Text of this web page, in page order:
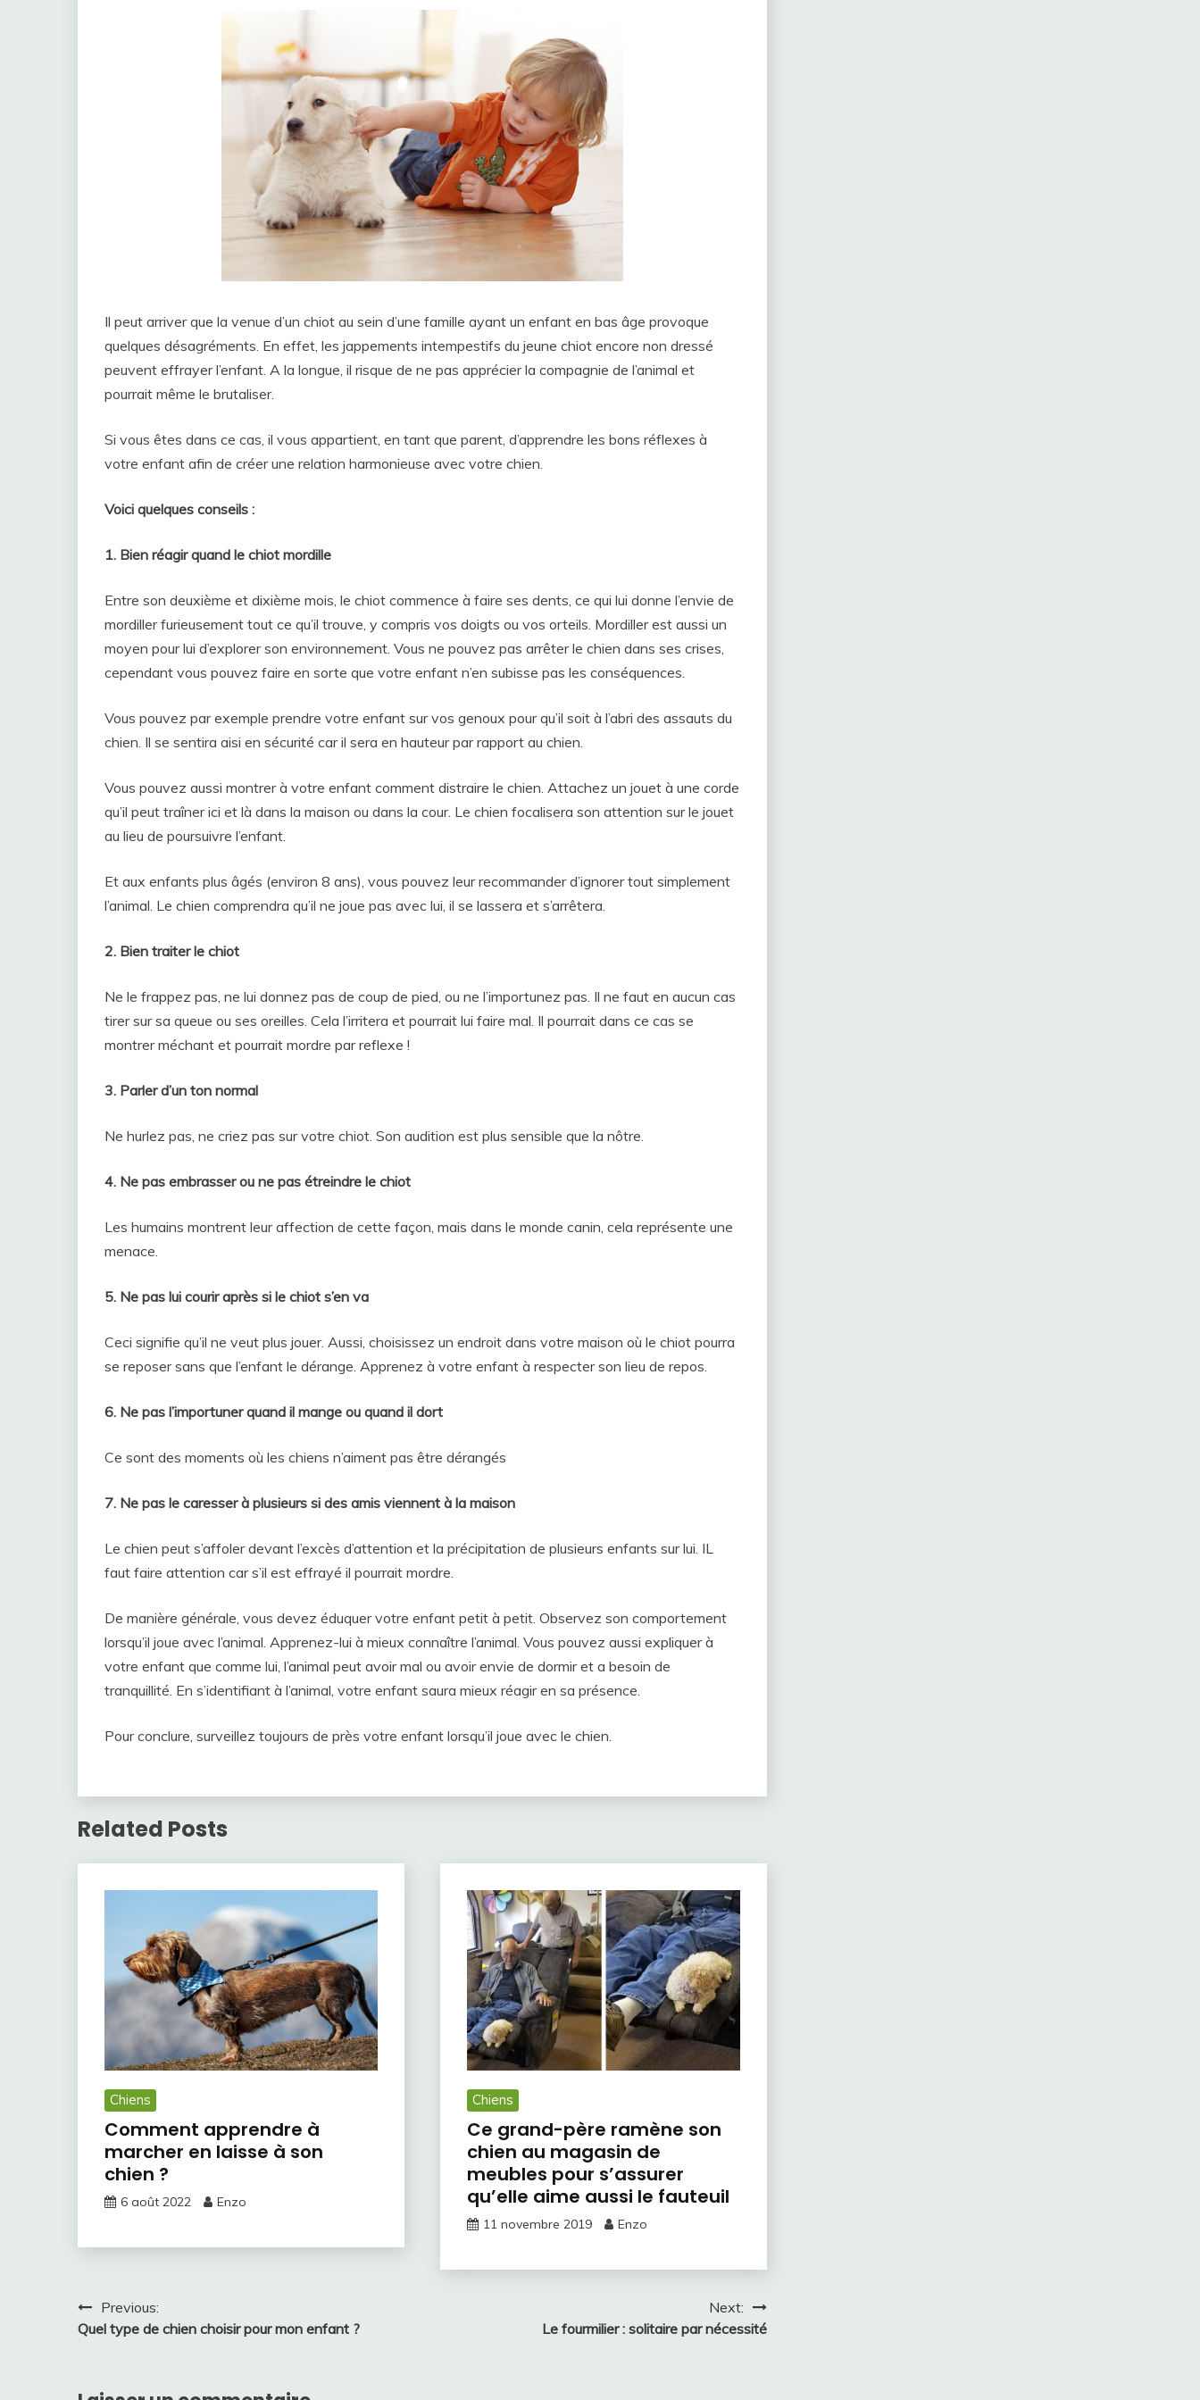
Il peut arriver que la venue d’un chiot au sein d’une famille ayant un enfant en bas âge provoque
quelques désagréments. En effet, les jappements intempestifs du jeune chiot encore non dressé
peuvent effrayer l’enfant. A la longue, il risque de ne pas apprécier la compagnie de l’animal et
pourrait même le brutaliser.
Si vous êtes dans ce cas, il vous appartient, en tant que parent, d’apprendre les bons réflexes à
votre enfant afin de créer une relation harmonieuse avec votre chien.
Voici quelques conseils :
1. Bien réagir quand le chiot mordille
Entre son deuxième et dixième mois, le chiot commence à faire ses dents, ce qui lui donne l’envie de
mordiller furieusement tout ce qu’il trouve, y compris vos doigts ou vos orteils. Mordiller est aussi un
moyen pour lui d’explorer son environnement. Vous ne pouvez pas arrêter le chien dans ses crises,
cependant vous pouvez faire en sorte que votre enfant n’en subisse pas les conséquences.
Vous pouvez par exemple prendre votre enfant sur vos genoux pour qu’il soit à l’abri des assauts du
chien. Il se sentira aisi en sécurité car il sera en hauteur par rapport au chien.
Vous pouvez aussi montrer à votre enfant comment distraire le chien. Attachez un jouet à une corde
qu’il peut traîner ici et là dans la maison ou dans la cour. Le chien focalisera son attention sur le jouet
au lieu de poursuivre l’enfant.
Et aux enfants plus âgés (environ 8 ans), vous pouvez leur recommander d’ignorer tout simplement
l’animal. Le chien comprendra qu’il ne joue pas avec lui, il se lassera et s’arrêtera.
2. Bien traiter le chiot
Ne le frappez pas, ne lui donnez pas de coup de pied, ou ne l’importunez pas. Il ne faut en aucun cas
tirer sur sa queue ou ses oreilles. Cela l’irritera et pourrait lui faire mal. Il pourrait dans ce cas se
montrer méchant et pourrait mordre par reflexe !
3. Parler d’un ton normal
Ne hurlez pas, ne criez pas sur votre chiot. Son audition est plus sensible que la nôtre.
4. Ne pas embrasser ou ne pas étreindre le chiot
Les humains montrent leur affection de cette façon, mais dans le monde canin, cela représente une
menace.
5. Ne pas lui courir après si le chiot s’en va
Ceci signifie qu’il ne veut plus jouer. Aussi, choisissez un endroit dans votre maison où le chiot pourra
se reposer sans que l’enfant le dérange. Apprenez à votre enfant à respecter son lieu de repos.
6. Ne pas l’importuner quand il mange ou quand il dort
Ce sont des moments où les chiens n’aiment pas être dérangés
7. Ne pas le caresser à plusieurs si des amis viennent à la maison
Le chien peut s’affoler devant l’excès d’attention et la précipitation de plusieurs enfants sur lui. IL
faut faire attention car s’il est effrayé il pourrait mordre.
De manière générale, vous devez éduquer votre enfant petit à petit. Observez son comportement
lorsqu’il joue avec l’animal. Apprenez-lui à mieux connaître l’animal. Vous pouvez aussi expliquer à
votre enfant que comme lui, l’animal peut avoir mal ou avoir envie de dormir et a besoin de
tranquillité. En s’identifiant à l’animal, votre enfant saura mieux réagir en sa présence.
Pour conclure, surveillez toujours de près votre enfant lorsqu’il joue avec le chien.
Related Posts
Chiens
Comment apprendre à
marcher en laisse à son
chien ?
6 août 2022 Enzo
Chiens
Ce grand-père ramène son
chien au magasin de
meubles pour s’assurer
qu’elle aime aussi le fauteuil
11 novembre 2019 Enzo
Navigation
de
Previous:
Quel type de chien choisir pour mon enfant ?
Next:
Le fourmilier : solitaire par nécessité